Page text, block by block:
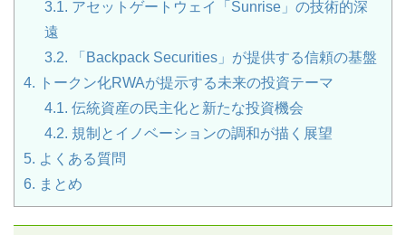
3.1. アセットゲートウェイ「Sunrise」の技術的深
遠
3.2. 「Backpack Securities」が提供する信頼の基盤
4. トークン化RWAが提示する未来の投資テーマ
4.1. 伝統資産の民主化と新たな投資機会
4.2. 規制とイノベーションの調和が描く展望
5. よくある質問
6. まとめ